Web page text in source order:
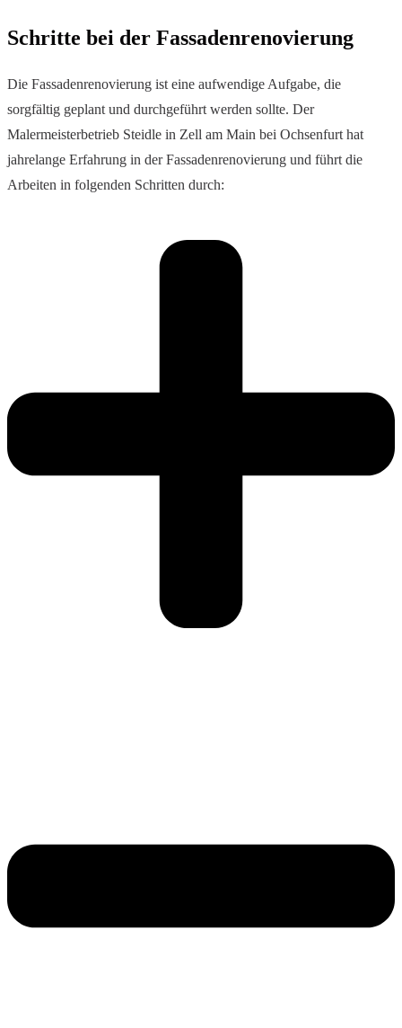
Schritte bei der Fassadenrenovierung
Die Fassadenrenovierung ist eine aufwendige Aufgabe, die
sorgfältig geplant und durchgeführt werden sollte. Der
Malermeisterbetrieb Steidle in Zell am Main bei Ochsenfurt hat
jahrelange Erfahrung in der Fassadenrenovierung und führt die
Arbeiten in folgenden Schritten durch: